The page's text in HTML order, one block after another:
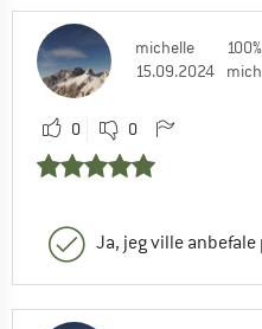
michelle
15.09.2024
0 0
Ja, jeg ville